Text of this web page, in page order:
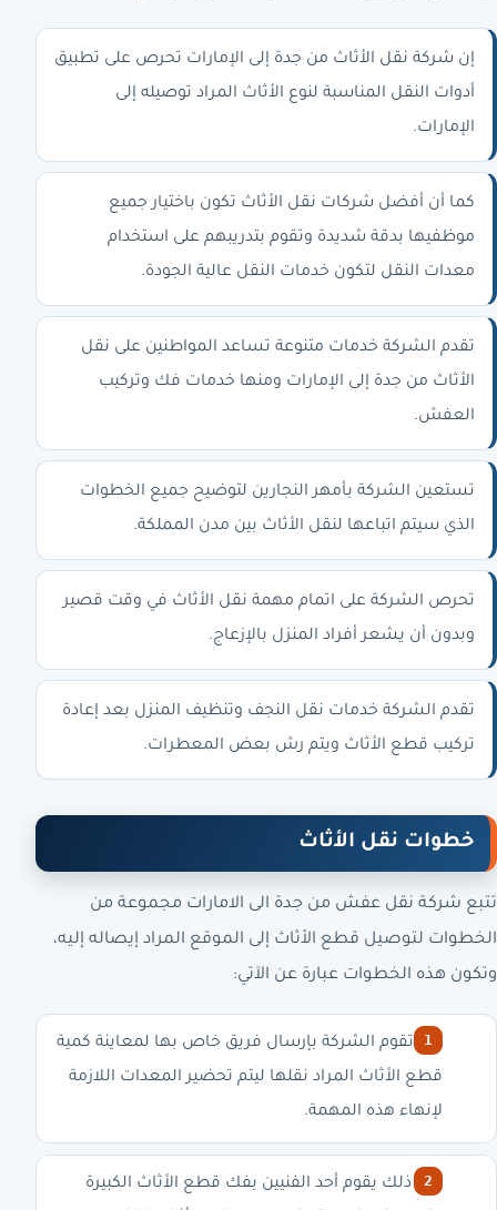
إن شركة نقل الأثاث من جدة إلى الإمارات تحرص على تطبيق
أدوات النقل المناسبة لنوع الأثاث المراد توصيله إلى
الإمارات.
كما أن أفضل شركات نقل الأثاث تكون باختيار جميع
موظفيها بدقة شديدة وتقوم بتدريبهم على استخدام
معدات النقل لتكون خدمات النقل عالية الجودة.
تقدم الشركة خدمات متنوعة تساعد المواطنين على نقل
الأثاث من جدة إلى الإمارات ومنها خدمات فك وتركيب
العفش.
تستعين الشركة بأمهر النجارين لتوضيح جميع الخطوات
الذي سيتم اتباعها لنقل الأثاث بين مدن المملكة.
تحرص الشركة على اتمام مهمة نقل الأثاث في وقت قصير
وبدون أن يشعر أفراد المنزل بالإزعاج.
تقدم الشركة خدمات نقل النجف وتنظيف المنزل بعد إعادة
تركيب قطع الأثاث ويتم رش بعض المعطرات.
خطوات نقل الأثاث
تتبع شركة نقل عفش من جدة الى الامارات مجموعة من
الخطوات لتوصيل قطع الأثاث إلى الموقع المراد إيصاله إليه،
وتكون هذه الخطوات عبارة عن الآتي:
أولًا تقوم الشركة بإرسال فريق خاص بها لمعاينة كمية
قطع الأثاث المراد نقلها ليتم تحضير المعدات اللازمة
لإنهاء هذه المهمة.
بعد ذلك يقوم أحد الفنيين بفك قطع الأثاث الكبيرة